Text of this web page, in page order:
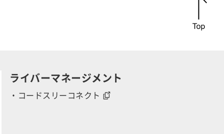
ライバーマネージメント
・コードスリーコネクト